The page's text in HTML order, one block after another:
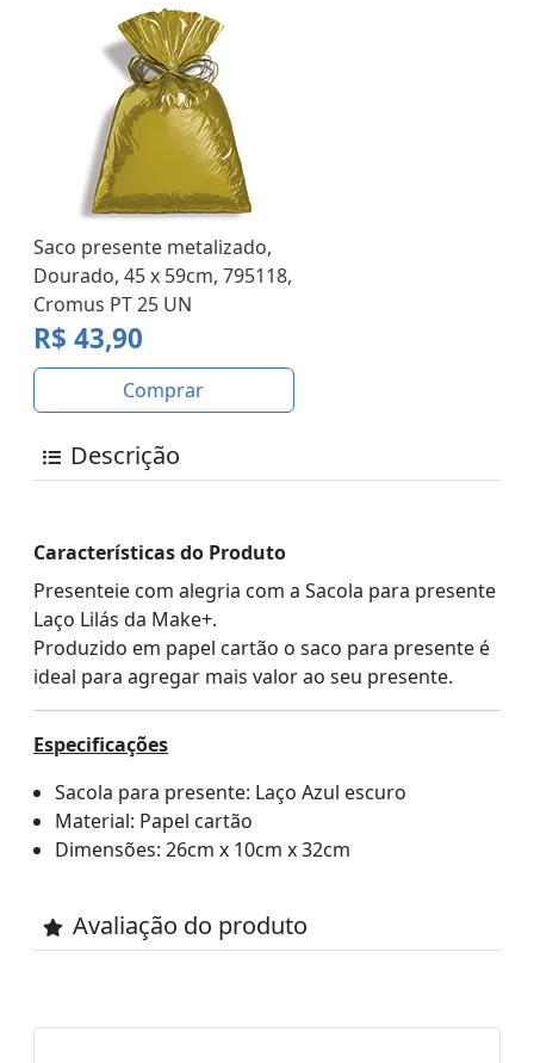
Saco presente metalizado,
Dourado, 45 x 59cm, 795118,
Cromus PT 25 UN
R$ 43,90
Comprar
Descrição
Características do Produto
Presenteie com alegria com a Sacola para presente
Laço Lilás da Make+.
Produzido em papel cartão o saco para presente é
ideal para agregar mais valor ao seu presente.
Especificações
Sacola para presente: Laço Azul escuro
Material: Papel cartão
Dimensões: 26cm x 10cm x 32cm
Avaliação do produto